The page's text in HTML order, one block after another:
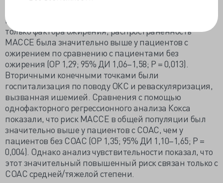
медианы наблюдения 2,9 года. Оценивая влияние
только фактора ожирения, распространенность
MACCE была значительно выше у пациентов с
ожирением по сравнению с пациентами без
ожирения (ОР 1,29; 95% ДИ 1,06–1,58; Р = 0,013).
Вторичными конечными точками были
госпитализация по поводу ОКС и реваскуляризация,
вызванная ишемией. Сравнения с помощью
однофакторного регрессионного анализа Кокса
показали, что риск MACCE в общей популяции был
значительно выше у пациентов с СОАС, чем у
пациентов без СОАС (ОР 1,35; 95% ДИ 1,10–1,65; Р =
0,004). Однако анализ чувствительности показал, что
этот значительный повышенный риск связан только с
СОАС средней/тяжелой степени.